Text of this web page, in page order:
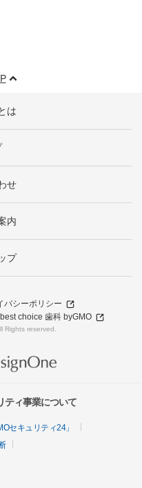
は
せ
内
プ
バシーポリシー
best choice 歯科 byGMO
Rights reserved.
ティ事業について
セキュリティ24」